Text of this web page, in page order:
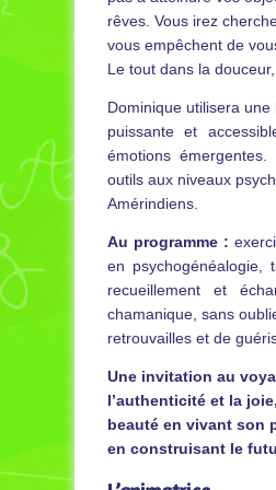
rêves. Vous irez
vous empêchent de
Le tout dans la
Dominique utilisera
puissante et
émotions
outils aux niveaux
Amérindiens.
Au programme :
en psychogénéalogie,
recueillement et
chamanique, sans
retrouvailles et de
Une invitation au
l’authenticité et la
beauté en vivant son
en construisant le